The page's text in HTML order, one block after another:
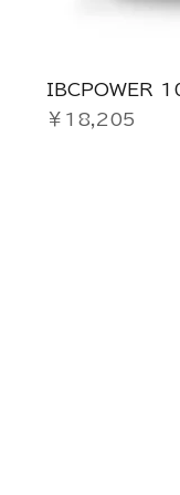
IBCPOWER
価格
￥18,205